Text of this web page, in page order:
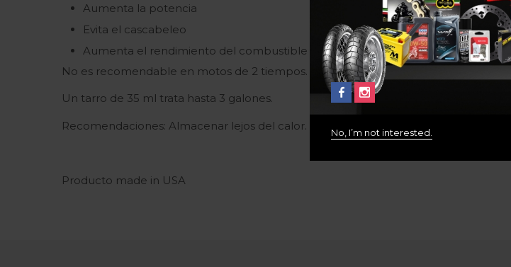
Aumenta la potencia
Evita el cascabeleo
Aumenta el rendimiento del combustible
No es recomendable en motos de 2 tiempos.
Un tarro de 35 ml trata hasta 3 galones.
Recomendaciones: Almacenar lejos del calor. No ingerir
Producto made in USA
No, I’m not interested.